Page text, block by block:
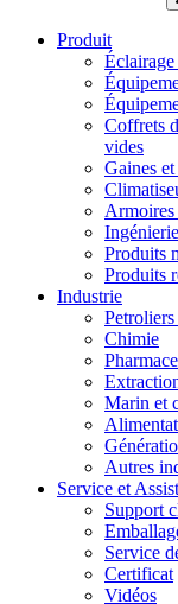
Produit
Coffrets
vides
Gaines
Armoires
Produits
Produits
Industrie
Chimie
Marin et
Autres
Service et
Support
Service
Certificat
Vidéos